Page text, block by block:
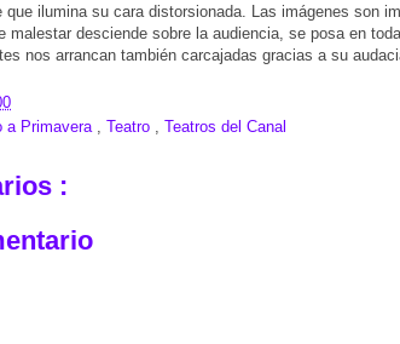
que ilumina su cara distorsionada. Las imágenes son
malestar desciende sobre la audiencia, se posa en
nos arrancan también carcajadas gracias a su
a Primavera Teatro Teatros del Canal
: